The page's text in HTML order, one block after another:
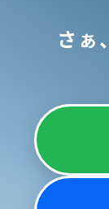
さぁ